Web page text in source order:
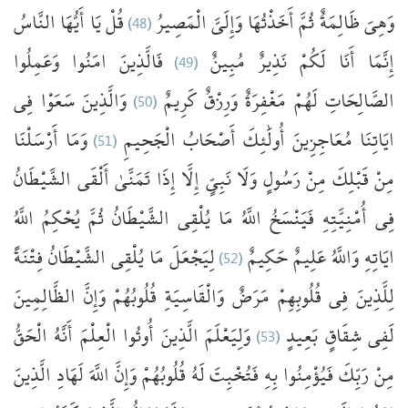
وَهِيَظَالِمَةٌثُمَّأَخَذْتُهَاوَإِلَيَّالْمَصِيرُ(48) قُلْيَا أَيُّهَاالنَّاسُ
إِنَّمَا أَنَا لَكُمْ نَذِيرٌ مُبِينٌ (49) فَالَّذِينَ امَنُوا وَعَمِلُوا
الصَّالِحَاتِلَهُمْ مَغْفِرَةٌوَرِزْقٌكَرِيمٌ(50) وَالَّذِينَسَعَوْا فِي
ايَاتِنَا مُعَاجِزِينَأُولَٰئِكَأَصْحَابُ الْجَحِيمِ(51) وَمَا أَرْسَلْنَا
مِنْقَبْلِكَمِنْرَسُولٍوَلَانَبِيٍّإِلَّاإِذَاتَمَنَّىٰأَلْقَىالشَّيْطَانُ
فِي أُمْنِيَّتِهِ فَيَنْسَخُ اللَّهُ مَا يُلْقِي الشَّيْطَانُثُمَّيُحْكِمُ اللَّهُ
ايَاتِهِوَاللَّهُعَلِيمٌحَكِيمٌ(52) لِيَجْعَلَمَايُلْقِيالشَّيْطَانُفِتْنَةً
لِلَّذِينَفِيقُلُوبِهِمْ مَرَضٌوَالْقَاسِيَةِ قُلُوبُهُمْوَإِنَّ الظَّالِمِينَ
لَفِيشِقَاقٍبَعِيدٍ(53) وَلِيَعْلَمَالَّذِينَأُوتُوا الْعِلْمَأَنَّهُ الْحَقُّ
مِنْرَبِّكَفَيُؤْمِنُوابِهِفَتُخْبِتَلَهُقُلُوبُهُمْوَإِنَّاللَّهَلَهَادِالَّذِينَ